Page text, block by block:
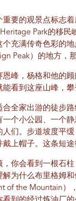
重要的观景点标志
Heritage Park的移
个充满传奇色彩的
Peak）的地方，
恩峰，杨格和他的
能看到这座山峰，
合全家出游的徒步
一个小公园、一个
人们。步道坡度平
戴上帽子。这条短
，你会看到一根石
解为什么布里格姆
of the Mountain）